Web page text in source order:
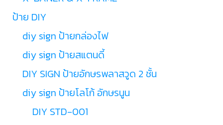
ป้าย DIY
diy sign ป้ายกล่องไฟ
diy sign ป้ายสแตนดี้
DIY SIGN ป้ายอักษรพลาสวูด 2 ชั้น
diy sign ป้ายโลโก้ อักษรนูน
DIY STD-001